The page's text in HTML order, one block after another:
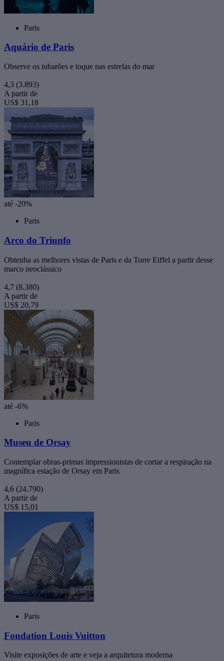
Paris
Aquário de Paris
Observe os tubarões e toque nas estrelas do mar
4,3 (3.893)
A partir de
US$ 31,18
até -20%
Paris
Arco do Triunfo
Obtenha as melhores vistas de Paris e da Torre Eiffel a partir desse
marco neoclássico
4,7 (8.380)
A partir de
US$ 20,79
até -6%
Paris
Museu de Orsay
Contemplar obras-primas impressionistas de cortar a respiração na
magnífica estação de Orsay em Paris
4,6 (24.790)
A partir de
US$ 15,01
Paris
Fondation Louis Vuitton
Visite exposições de arte e veja a arquitetura moderna